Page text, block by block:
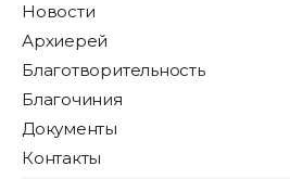
Новости
Архиерей
Благотворительность
Благочиния
Документы
Контакты